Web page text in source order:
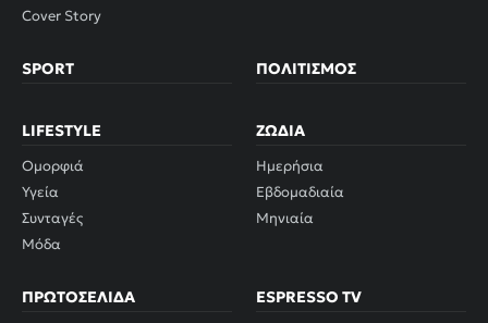
Cover Story
SPORT ΠΟΛΙΤΙΣΜΌΣ
LIFESTYLE
Ομορφιά
Υγεία
Συνταγές
Μόδα
ΖΏΔΙΑ
Ημερήσια
Εβδομαδιαία
Μηνιαία
ΠΡΩΤΟΣΈΛΙΔΑ ESPRESSO TV